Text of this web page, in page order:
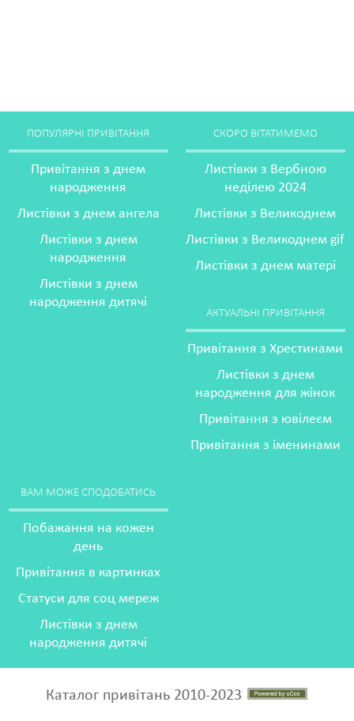
ПОПУЛЯРНІ ПРИВІТАННЯ
Привітання з днем
народження
Листівки з днем ангела
Листівки з днем
народження
Листівки з днем
народження дитячі
СКОРО ВІТАТИМЕМО
Листівки з Вербною
неділею 2024
Листівки з Великоднем
Листівки з Великоднем gif
Листівки з днем матері
АКТУАЛЬНІ ПРИВІТАННЯ
Привітання з Хрестинами
Листівки з днем
народження для жінок
Привітання з ювілеєм
Привітання з іменинами
ВАМ МОЖЕ СПОДОБАТИСЬ
Побажання на кожен
день
Привітання в картинках
Статуси для соц мереж
Листівки з днем
народження дитячі
Каталог привітань 2010-2023